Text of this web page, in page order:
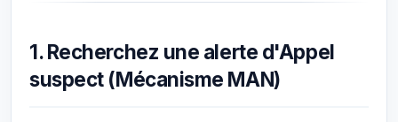
1. Recherchez une alerte d'Appel
suspect (Mécanisme MAN)